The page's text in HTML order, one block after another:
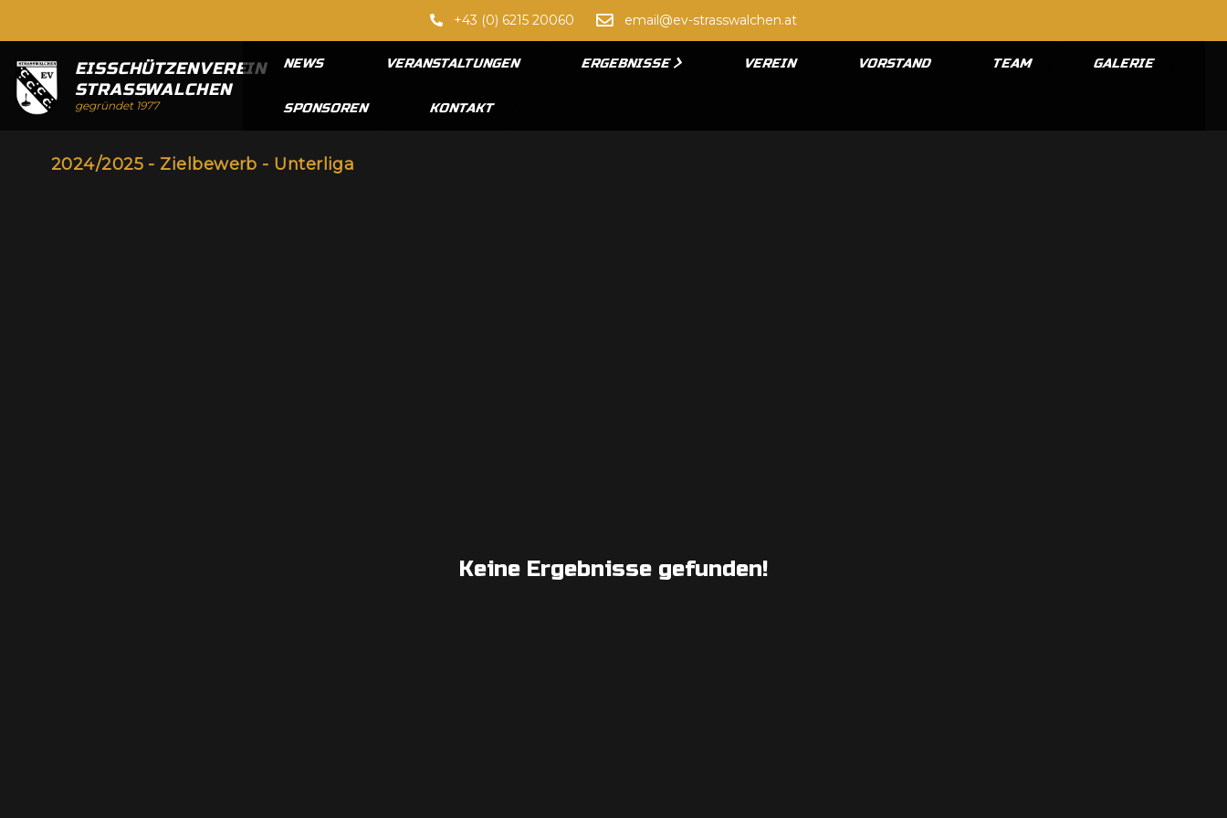
+43 (0) 6215 20060 email@ev-strasswalchen.at
EISSCHÜTZENVEREIN
STRASSWALCHEN
gegründet 1977
NEWS VERANSTALTUNGEN ERGEBNISSE VEREIN VORSTAND TEAM GALERIE
SPONSOREN KONTAKT
2024/2025 - Zielbewerb - Unterliga
Keine Ergebnisse gefunden!